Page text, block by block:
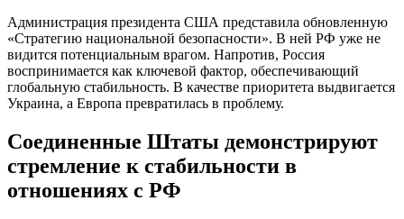
Администрация президента США представила обновленную
«Стратегию национальной безопасности». В ней РФ уже не
видится потенциальным врагом. Напротив, Россия
воспринимается как ключевой фактор, обеспечивающий
глобальную стабильность. В качестве приоритета выдвигается
Украина, а Европа превратилась в проблему.
Соединенные Штаты демонстрируют
стремление к стабильности в
отношениях с РФ